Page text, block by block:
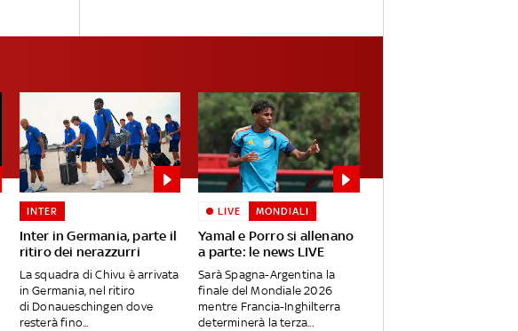
Inter in Germania, parte il
ritiro dei nerazzurri
INTER
La squadra di Chivu è arrivata
in Germania, nel ritiro
di Donaueschingen dove
resterà fino...
Yamal e Porro si allenano
a parte: le news LIVE
LIVE MONDIALI
Sarà Spagna-Argentina la
finale del Mondiale 2026
mentre Francia-Inghilterra
determinerà la terza...